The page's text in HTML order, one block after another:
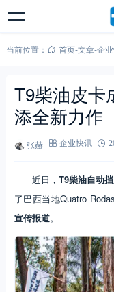
当前位置： 首页-文章-企
T9柴油皮卡
添全新力作
张赫 企业快讯
近日，T9柴油自动
了巴西当地Quatro
宣传报道。